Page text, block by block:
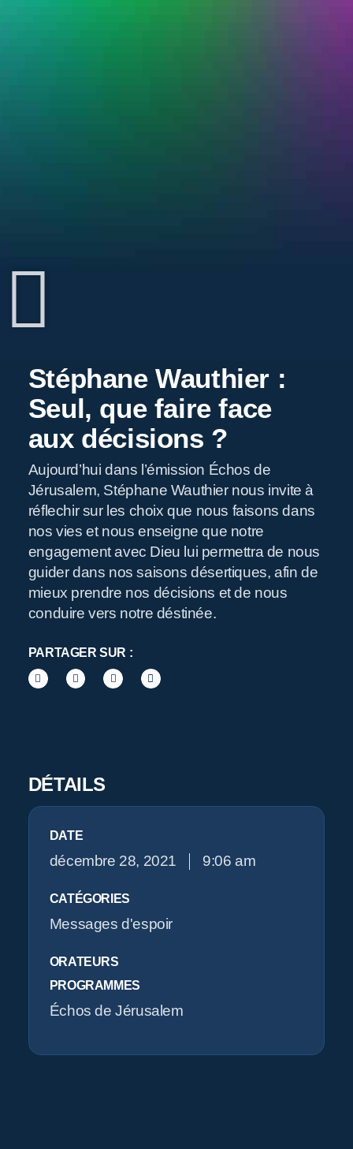
Stéphane Wauthier :
Seul, que faire face
aux décisions ?
Aujourd’hui dans l’émission Échos de
Jérusalem, Stéphane Wauthier nous invite à
réflechir sur les choix que nous faisons dans
nos vies et nous enseigne que notre
engagement avec Dieu lui permettra de nous
guider dans nos saisons désertiques, afin de
mieux prendre nos décisions et de nous
conduire vers notre déstinée.
PARTAGER SUR :
DÉTAILS
DATE
décembre 28, 2021 9:06 am
CATÉGORIES
Messages d'espoir
ORATEURS
PROGRAMMES
Échos de Jérusalem